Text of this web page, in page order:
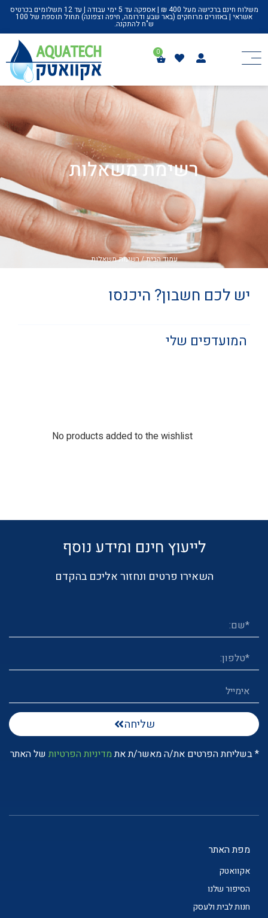
משלוח חינם ברכישה מעל 400 ₪ | אספקה עד 5 ימי עבודה | עד 12 תשלומים בכרטיס
אשראי | באזורים מרוחקים (באר שבע ודרומה, חיפה וצפונה) תחול תוספת של 100
ש"ח להתקנה.
רשימת משאלות
עמוד הבית/ רשימת משאלות
יש לכם חשבון? היכנסו
המועדפים שלי
No products added to the wishlist
לייעוץ חינם ומידע נוסף
השאירו פרטים ונחזור אליכם בהקדם
שליחה
* בשליחת הפרטים את/ה מאשר/ת אתמדיניות הפרטיות של האתר
מפת האתר
אקוואטק
הסיפור שלנו
חנות לבית ולעסק